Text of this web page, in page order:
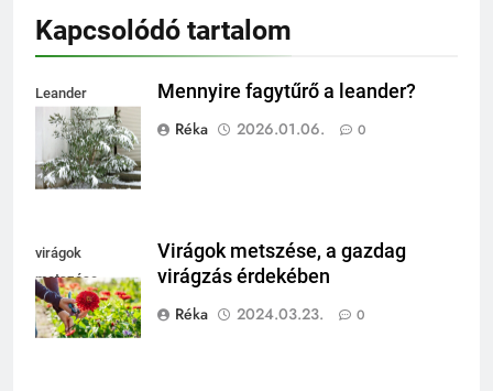
Kapcsolódó tartalom
Leander
fagytűrése
Mennyire fagytűrő a leander?
Réka
2026.01.06. 0
virágok
metszése
Virágok metszése, a gazdag
virágzás érdekében
Réka
2024.03.23. 0